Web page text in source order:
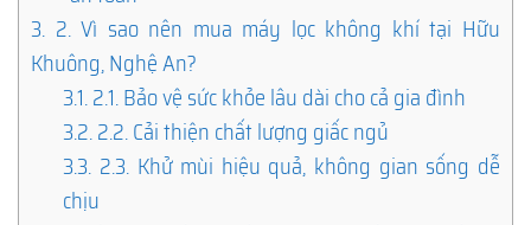
3. 2. Vì sao nên mua máy lọc không khí tại Hữu
Khuông, Nghệ An?
3.1.2.1. Bảo vệ sức khỏe lâu dài cho cả gia đình
3.2.2.2. Cải thiện chất lượng giấc ngủ
3.3. 2.3. Khử mùi hiệu quả, không gian sống dễ
chịu